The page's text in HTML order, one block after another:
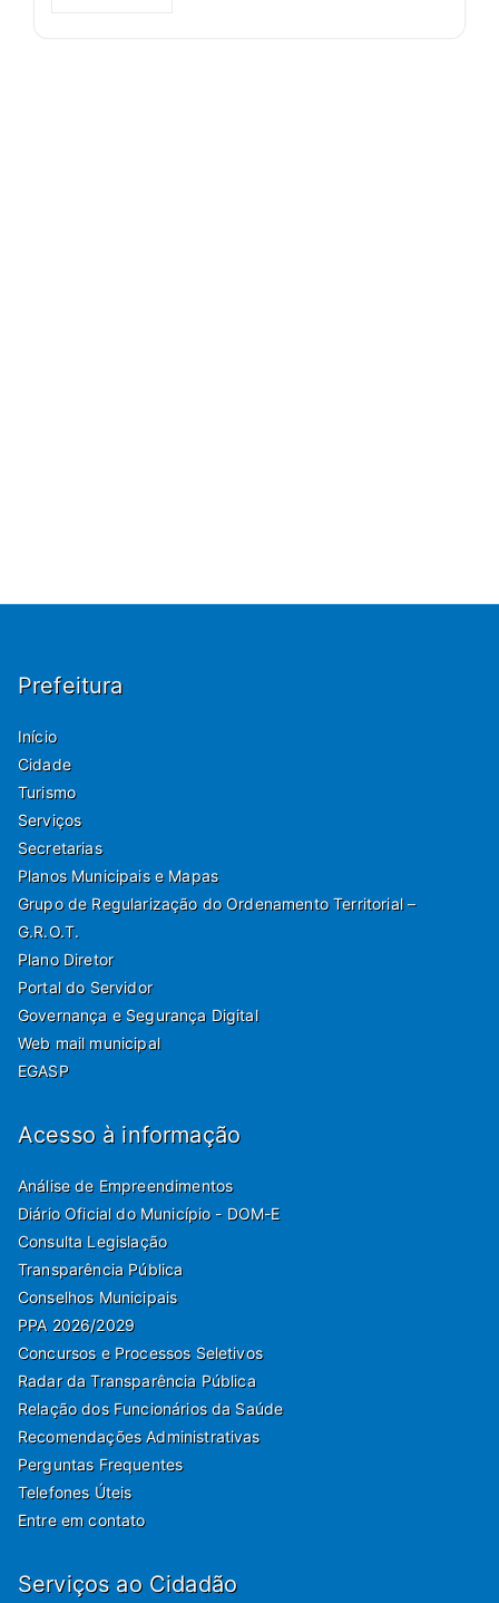
Prefeitura
Início
Cidade
Turismo
Serviços
Secretarias
Planos Municipais e Mapas
Grupo de Regularização do Ordenamento Territorial –
G.R.O.T.
Plano Diretor
Portal do Servidor
Governança e Segurança Digital
Web mail municipal
EGASP
Acesso à informação
Análise de Empreendimentos
Diário Oficial do Município - DOM-E
Consulta Legislação
Transparência Pública
Conselhos Municipais
PPA 2026/2029
Concursos e Processos Seletivos
Radar da Transparência Pública
Relação dos Funcionários da Saúde
Recomendações Administrativas
Perguntas Frequentes
Telefones Úteis
Entre em contato
Serviços ao Cidadão